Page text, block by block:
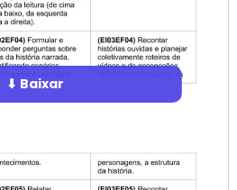
⬇ Baixar